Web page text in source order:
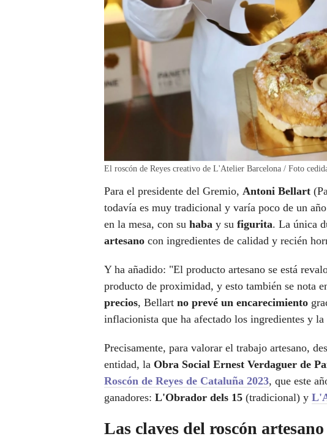
El roscón de Reyes creativo de L'Atelier Barcelona / Foto
Para el presidente del Gremio, Antoni Bellart
todavía es muy tradicional y varía poco de un
en la mesa, con su haba y su figurita. La única
artesano con ingredientes de calidad y recién
Y ha añadido: "El producto artesano se está
producto de proximidad, y esto también se nota
precios, Bellart no prevé un encarecimiento
inflacionista que ha afectado los ingredientes y la
Precisamente, para valorar el trabajo artesano,
entidad, la Obra Social Ernest Verdaguer de
Roscón de Reyes de Cataluña 2023, que este
ganadores: L'Obrador dels 15 (tradicional) y
Las claves del roscón